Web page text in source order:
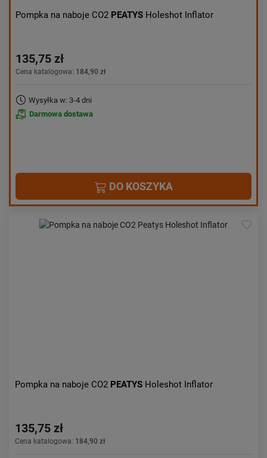
Pompka na naboje CO2 PEATYS Holeshot Inflator
135,75 zł
Cena katalogowa: 184,90 zł
Wysyłka w: 3-4 dni
Darmowa dostawa
DO KOSZYKA
Pompka na naboje CO2 PEATYS Holeshot Inflator
135,75 zł
Cena katalogowa: 184,90 zł